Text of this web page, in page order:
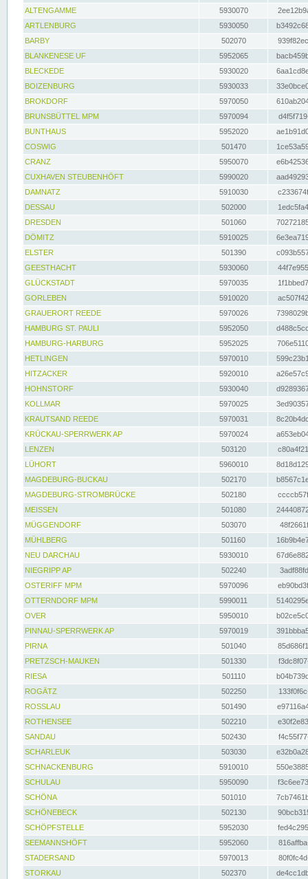
ALTENGAMME
5930070
ARTLENBURG
5930050
BARBY
502070
BLANKENESE UF
5952065
BLECKEDE
5930020
BOIZENBURG
5930033
BROKDORF
5970050
BRUNSBÜTTEL MPM
5970094
BUNTHAUS
5952020
COSWIG
501470
CRANZ
5950070
CUXHAVEN STEUBENHÖFT
5990020
DAMNATZ
5910030
DESSAU
502000
DRESDEN
501060
DÖMITZ
5910025
ELSTER
501390
GEESTHACHT
5930060
GLÜCKSTADT
5970035
GORLEBEN
5910020
GRAUERORT REEDE
5970026
HAMBURG ST. PAULI
5952050
HAMBURG-HARBURG
5952025
HETLINGEN
5970010
HITZACKER
5920010
HOHNSTORF
5930040
KOLLMAR
5970025
KRAUTSAND REEDE
5970031
KRÜCKAU-SPERRWERK AP
5970024
LENZEN
503120
LÜHORT
5960010
MAGDEBURG-BUCKAU
502170
MAGDEBURG-STROMBRÜCKE
502180
MEISSEN
501080
MÜGGENDORF
503070
MÜHLBERG
501160
NEU DARCHAU
5930010
NIEGRIPP AP
502240
OSTERIFF MPM
5970096
OTTERNDORF MPM
5990011
OVER
5950010
PINNAU-SPERRWERK AP
5970019
PIRNA
501040
PRETZSCH-MAUKEN
501330
RIESA
501110
ROGÄTZ
502250
ROSSLAU
501490
ROTHENSEE
502210
SANDAU
502430
SCHARLEUK
503030
SCHNACKENBURG
5910010
SCHULAU
5950090
SCHÖNA
501010
SCHÖNEBECK
502130
SCHÖPFSTELLE
5952030
SEEMANNSHÖFT
5952060
STADERSAND
5970013
STORKAU
502370